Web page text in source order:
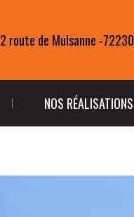
2 route de Mulsanne -72230
NOS RÉALISATIONS